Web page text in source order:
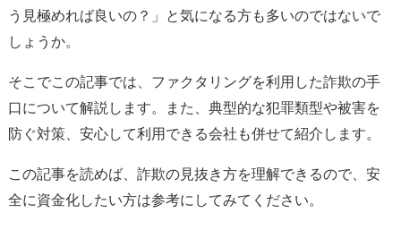
う見極めれば良いの？」と気になる方も多いのではないで
しょうか。
そこでこの記事では、ファクタリングを利用した詐欺の手
口について解説します。また、典型的な犯罪類型や被害を
防ぐ対策、安心して利用できる会社も併せて紹介します。
この記事を読めば、詐欺の見抜き方を理解できるので、安
全に資金化したい方は参考にしてみてください。